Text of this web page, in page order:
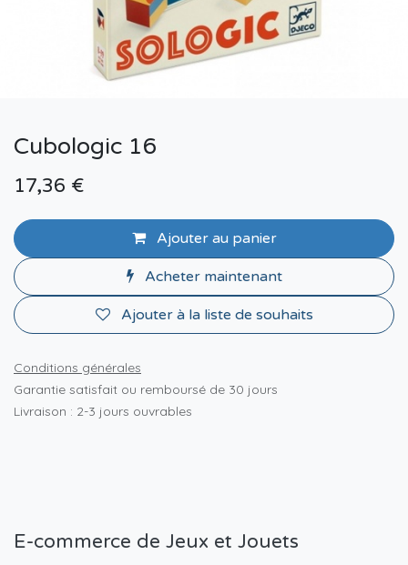
Cubologic 16
17,36 €
Ajouter au panier
Acheter maintenant
Ajouter à la liste de souhaits
Conditions générales
Garantie satisfait ou remboursé de 30 jours
Livraison : 2-3 jours ouvrables
E-commerce de Jeux et Jouets